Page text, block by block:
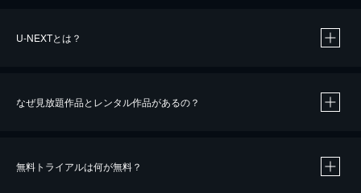
U-NEXTとは？
なぜ見放題作品とレンタル作品があるの？
無料トライアルは何が無料？